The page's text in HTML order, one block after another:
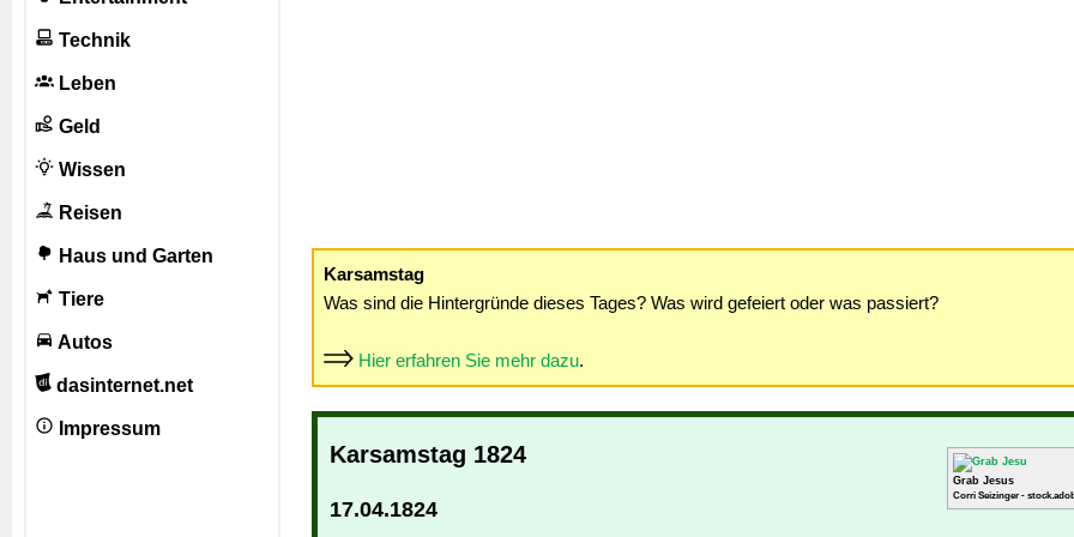
Technik
Leben
Geld
Wissen
Reisen
Haus und Garten
Tiere
Autos
dasinternet.net
Impressum
Karsamstag
Was sind die Hintergründe dieses Tages? Was wird gefeiert oder was passiert?
Hier erfahren Sie mehr dazu.
Grab Jesus
Corri Seizinger -
Karsamstag 1824
17.04.1824